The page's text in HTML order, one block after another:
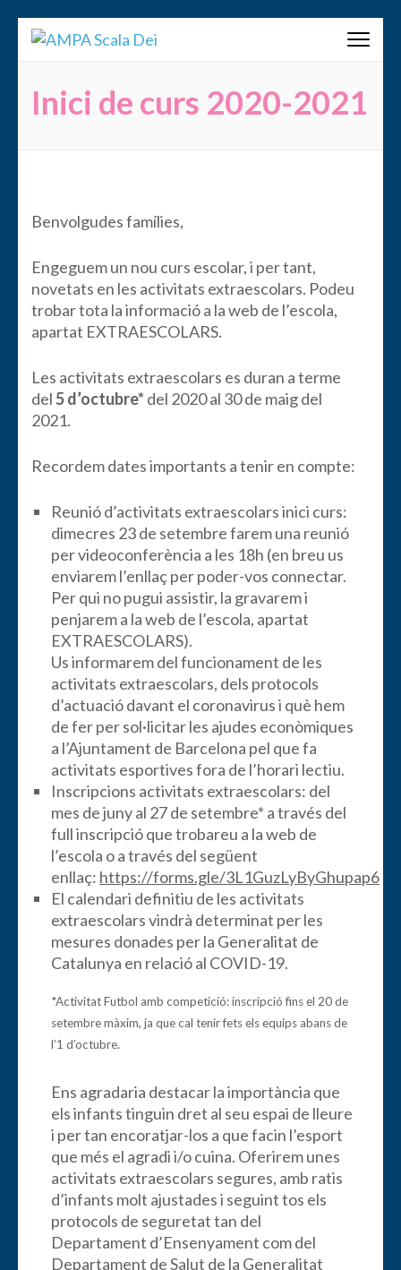
Saltar
(presiona
AMPA Scala Dei
Inici de curs 2020-2021
Benvolgudes famílies,
Engeguem un nou curs escolar, i per tant,
novetats en les activitats extraescolars. Podeu
trobar tota la informació a la web de l’escola,
apartat EXTRAESCOLARS.
Les activitats extraescolars es duran a terme
del5 d’octubre* del 2020 al 30 de maig del
2021.
Recordem dates importants a tenir en compte:
Reunió d’activitats extraescolars inici curs:
dimecres 23 de setembre farem una reunió
per videoconferència a les 18h (en breu us
enviarem l’enllaç per poder-vos connectar.
Per qui no pugui assistir, la gravarem i
penjarem a la web de l’escola, apartat
EXTRAESCOLARS).
Us informarem del funcionament de les
activitats extraescolars, dels protocols
d’actuació davant el coronavirus i què hem
de fer per sol·licitar les ajudes econòmiques
a l’Ajuntament de Barcelona pel que fa
activitats esportives fora de l’horari lectiu.
Inscripcions activitats extraescolars: del
mes de juny al 27 de setembre* a través del
full inscripció que trobareu a la web de
l’escola o a través del següent
enllaç: https://forms.gle/3L1GuzLyByGhupap6
El calendari definitiu de les activitats
extraescolars vindrà determinat per les
mesures donades per la Generalitat de
Catalunya en relació al COVID-19.
*Activitat Futbol amb competició: inscripció fins el 20 de
setembre màxim, ja que cal tenir fets els equips abans de
l’1 d’octubre.
Ens agradaria destacar la importància que
els infants tinguin dret al seu espai de lleure
i per tan encoratjar-los a que facin l’esport
que més el agradi i/o cuina. Oferirem unes
activitats extraescolars segures, amb ratis
d’infants molt ajustades i seguint tos els
protocols de seguretat tan del
Departament d’Ensenyament com del
Departament de Salut de la Generalitat